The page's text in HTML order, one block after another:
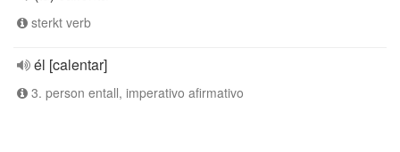
sterkt verb
él [calentar]
3. person entall, imperativo afirmativo